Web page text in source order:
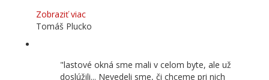
Zobraziť viac
Tomáš Plucko
lastové okná sme mali v celom byte, ale už
doslúžili... Nevedeli sme, či chceme pri nich